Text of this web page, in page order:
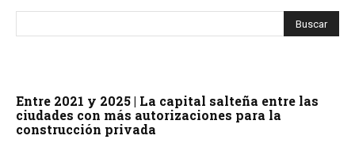
Entre 2021 y 2025 | La capital salteña entre las
ciudades con más autorizaciones para la
construcción privada